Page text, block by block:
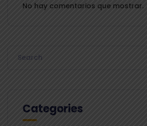
No hay comentarios que mostrar.
Categories